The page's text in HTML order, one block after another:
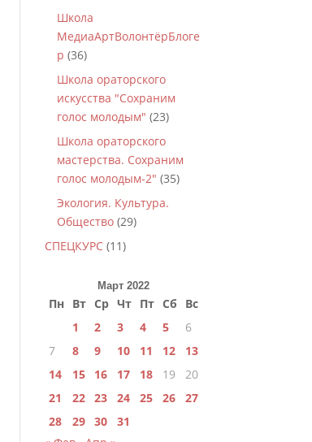
Школа
МедиаАртВолонтёрБлоге
р (36)
Школа ораторского
искусства "Сохраним
голос молодым" (23)
Школа ораторского
мастерства. Сохраним
голос молодым-2" (35)
Экология. Культура.
Общество (29)
СПЕЦКУРС (11)
Март 2022
Пн Вт Ср Чт Пт Сб
Вс
1
2 3 4 5
6
7
8 9 10 11 12
13
14
15 16 17 18 19
20
21
22 23 24 25 26
27
28
29 30
31